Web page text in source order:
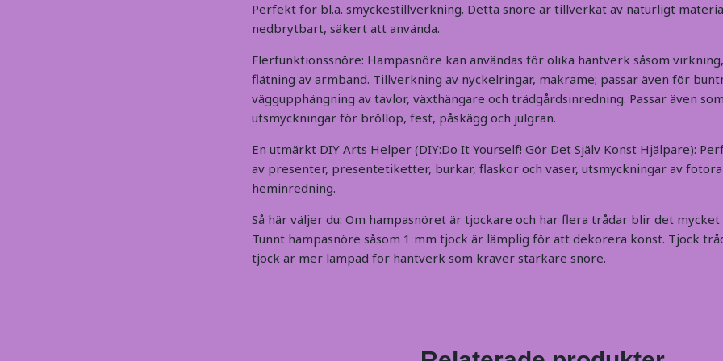
Perfekt för bl.a. smyckestillverkning. Detta snöre är tillverkat av naturligt
nedbrytbart, säkert att använda.
Flerfunktionssnöre: Hampasnöre kan användas för olika hantverk såsom
flätning av armband. Tillverkning av nyckelringar, makrame; passar även för
väggupphängning av tavlor, växthängare och trädgårdsinredning. Passar även
utsmyckningar för bröllop, fest, påskägg och julgran.
En utmärkt DIY Arts Helper (DIY:Do It Yourself! Gör Det Själv Konst Hjälpare):
av presenter, presentetiketter, burkar, flaskor och vaser, utsmyckningar av
heminredning.
Så här väljer du: Om hampasnöret är tjockare och har flera trådar blir det mycket
Tunnt hampasnöre såsom 1 mm tjock är lämplig för att dekorera konst. Tjock
tjock är mer lämpad för hantverk som kräver starkare snöre.